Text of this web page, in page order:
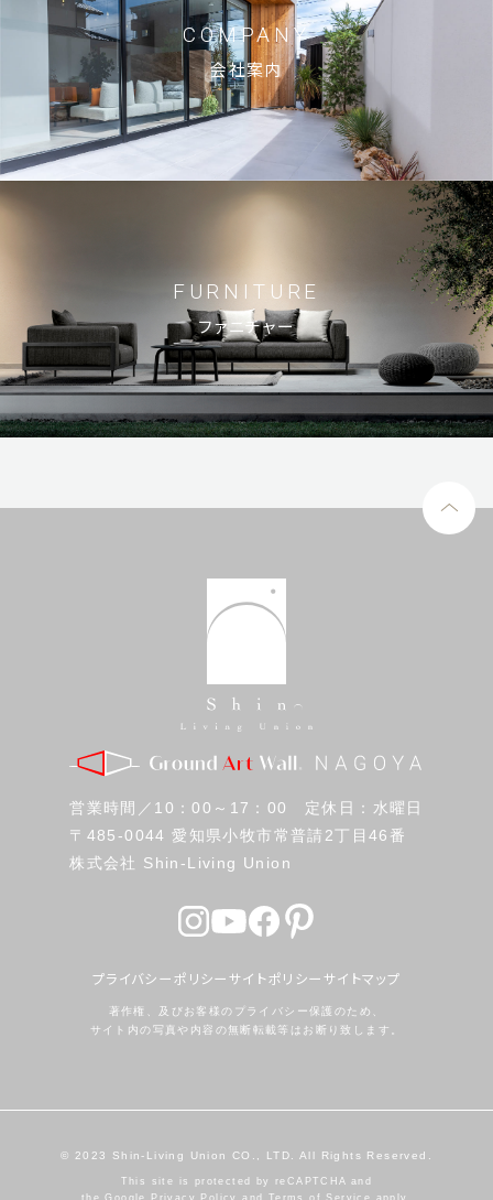
COMPANY
会社案内
FURNITURE
ファニチャー
営業時間／10：00～17：00 定休日：水曜日
〒485-0044 愛知県小牧市常普請2丁目46番
株式会社 Shin-Living Union
プライバシーポリシーサイトポリシーサイトマップ
著作権、及びお客様のプライバシー保護のため、
サイト内の写真や内容の無断転載等はお断り致します。
© 2023 Shin-Living Union CO., LTD. All Rights Reserved.
This site is protected by reCAPTCHA and
the Google
Privacy Policy and Terms of Service apply.